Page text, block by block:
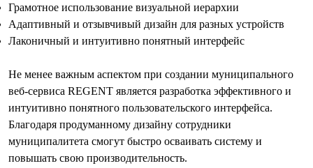
Грамотное использование визуальной иерархии
Адаптивный и отзывчивый дизайн для разных устройств
Лаконичный и интуитивно понятный интерфейс
Не менее важным аспектом при создании муниципального
веб-сервиса REGENT является разработка эффективного и
интуитивно понятного пользовательского интерфейса.
Благодаря продуманному дизайну сотрудники
муниципалитета смогут быстро осваивать систему и
повышать свою производительность.